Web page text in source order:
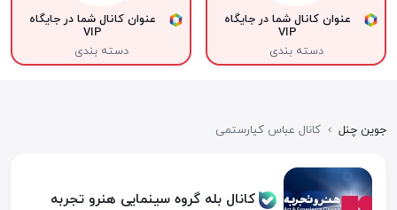
عنوان کانال شما در جایگاه
VIP
دسته بندی
عنوان کانال شما در جایگاه
VIP
دسته بندی
جوین چنل › کانال عباس کیارستمی
کانال بله گروه سینمایی هنرو تجربه